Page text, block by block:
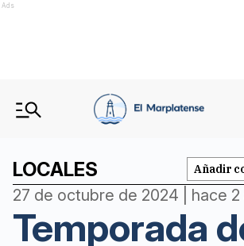
Ads
LOCALES Añadir
27 de octubre de 2024 | hace 2
Temporada